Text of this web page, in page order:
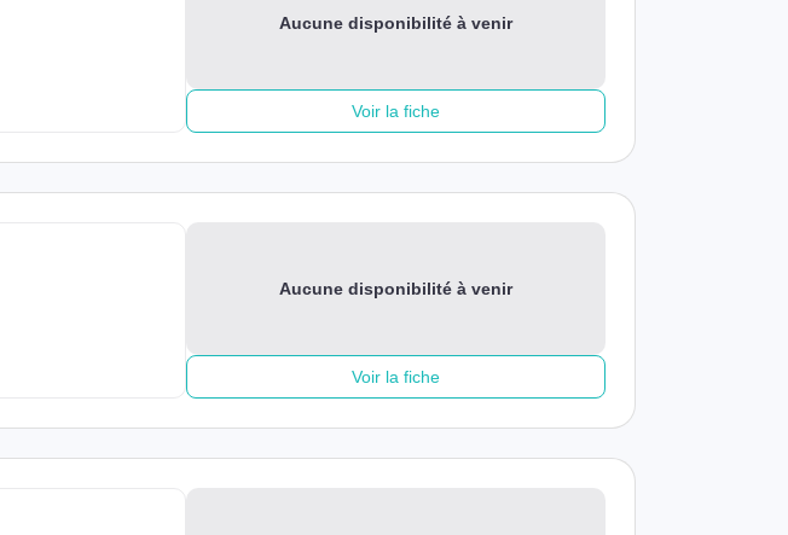
Aucune disponibilité à venir
Voir la fiche
Aucune disponibilité à venir
Voir la fiche